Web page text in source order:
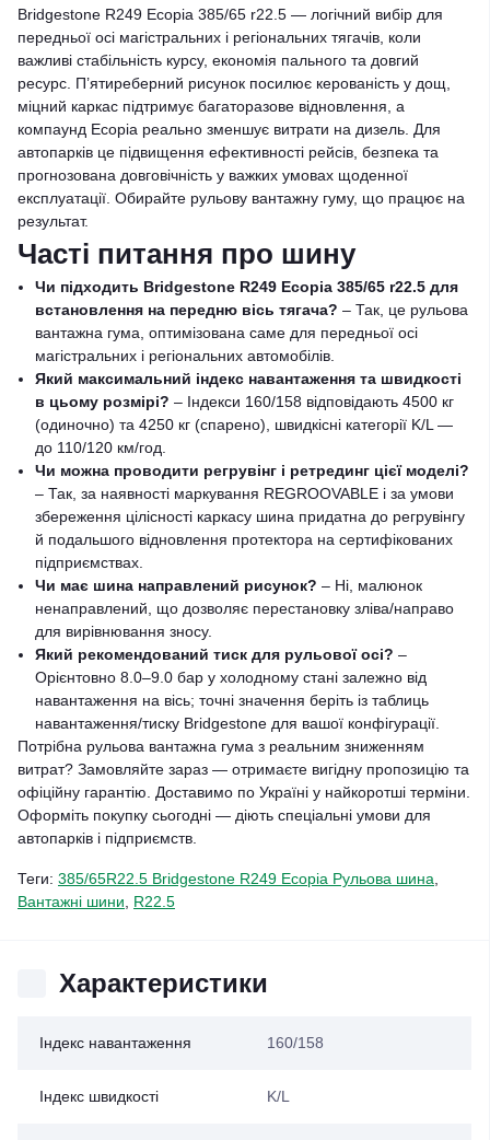
Bridgestone R249 Ecopia 385/65 r22.5 — логічний вибір для
передньої осі магістральних і регіональних тягачів, коли
важливі стабільність курсу, економія пального та довгий
ресурс. П’ятиреберний рисунок посилює керованість у дощ,
міцний каркас підтримує багаторазове відновлення, а
компаунд Ecopia реально зменшує витрати на дизель. Для
автопарків це підвищення ефективності рейсів, безпека та
прогнозована довговічність у важких умовах щоденної
експлуатації. Обирайте рульову вантажну гуму, що працює на
результат.
Часті питання про шину
Чи підходить Bridgestone R249 Ecopia 385/65 r22.5 для
встановлення на передню вісь тягача? – Так, це рульова
вантажна гума, оптимізована саме для передньої осі
магістральних і регіональних автомобілів.
Який максимальний індекс навантаження та швидкості
в цьому розмірі? – Індекси 160/158 відповідають 4500 кг
(одиночно) та 4250 кг (спарено), швидкісні категорії K/L —
до 110/120 км/год.
Чи можна проводити регрувінг і ретрединг цієї моделі?
– Так, за наявності маркування REGROOVABLE і за умови
збереження цілісності каркасу шина придатна до регрувінгу
й подальшого відновлення протектора на сертифікованих
підприємствах.
Чи має шина направлений рисунок? – Ні, малюнок
ненаправлений, що дозволяє перестановку зліва/направо
для вирівнювання зносу.
Який рекомендований тиск для рульової осі? –
Орієнтовно 8.0–9.0 бар у холодному стані залежно від
навантаження на вісь; точні значення беріть із таблиць
навантаження/тиску Bridgestone для вашої конфігурації.
Потрібна рульова вантажна гума з реальним зниженням
витрат? Замовляйте зараз — отримаєте вигідну пропозицію та
офіційну гарантію. Доставимо по Україні у найкоротші терміни.
Оформіть покупку сьогодні — діють спеціальні умови для
автопарків і підприємств.
Теги: 385/65R22.5 Bridgestone R249 Ecopia Рульова шина
Вантажні шини
R22.5
Характеристики
Індекс навантаження 160/158
Індекс швидкості K/L